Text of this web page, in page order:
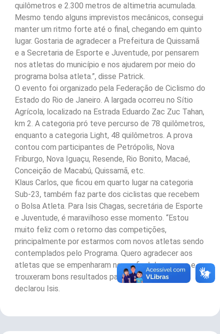
quilômetros e 2.300 metros de altimetria acumulada.
Mesmo tendo alguns imprevistos mecânicos, consegui
manter um ritmo forte até o final, chegando em quinto
lugar. Gostaria de agradecer a Prefeitura de Quissamã
e a Secretaria de Esporte e Juventude, por pensarem
nos atletas do município e nos ajudarem por meio do
programa bolsa atleta.”, disse Patrick.
O evento foi organizado pela Federação de Ciclismo do
Estado do Rio de Janeiro. A largada ocorreu no Sítio
Agrícola, localizado na Estrada Eduardo Zac Zuc Tahan,
km 2. A categoria pró teve percurso de 78 quilômetros,
enquanto a categoria Light, 48 quilômetros. A prova
contou com participantes de Petrópolis, Nova
Friburgo, Nova Iguaçu, Resende, Rio Bonito, Macaé,
Conceição de Macabú, Quissamã, etc.
Klaus Carlos, que ficou em quarto lugar na categoria
Sub-23, também faz parte dos ciclistas que recebem
o Bolsa Atleta. Para Isis Chagas, secretária de Esporte
e Juventude, é maravilhoso esse momento. “Estou
muito feliz com o retorno das competições,
principalmente por estarmos com novos atletas sendo
contemplados pelo Programa. Quero agradecer aos
atletas que se empenharam nesse final de semana e
trouxeram bons resultados para nosso município”,
declarou Isis.